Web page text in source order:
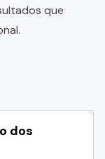
que
dos